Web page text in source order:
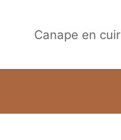
Canape en cuir